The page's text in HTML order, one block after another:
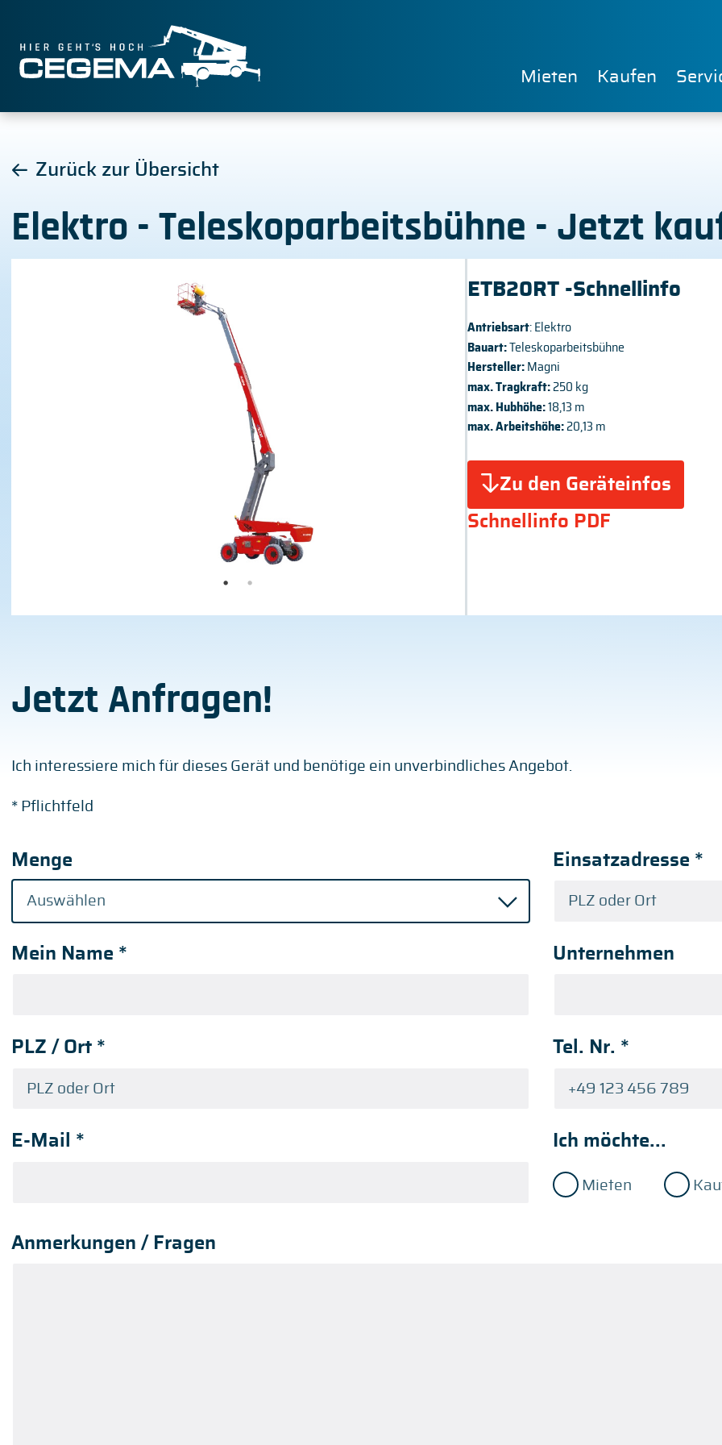
Mieten Kaufen
Zurück zur Übersicht
Elektro - Teleskoparbeitsbühne - Jetzt
ETB20RT -Schnellinfo
Antriebsart: Elektro
Bauart:Teleskoparbeitsbühne
Hersteller: Magni
max. Tragkraft: 250 kg
max. Hubhöhe:18,13 m
max. Arbeitshöhe: 20,13 m
Zu den Geräteinfos
Schnellinfo PDF
Jetzt Anfragen!
Ich interessiere mich für dieses Gerät und benötige ein unverbindliches Angebot.
* Pflichtfeld
Menge Einsatzadresse *
Mein Name * Unternehmen
PLZ / Ort * Tel. Nr. *
E-Mail * Ich möchte...
Mieten
Anmerkungen / Fragen